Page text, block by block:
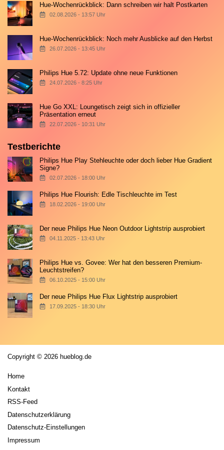
Hue-Wochenrückblick: Dann schreiben wir halt Postkarten
02.08.2026 - 13:57 Uhr
Hue-Wochenrückblick: Noch mehr Ausblicke auf den Herbst
26.07.2026 - 13:45 Uhr
Philips Hue 5.72: Update ohne neue Funktionen
24.07.2026 - 8:25 Uhr
Hue Go XXL: Loungetisch zeigt sich in offizieller
Präsentation erneut
22.07.2026 - 10:31 Uhr
Testberichte
Philips Hue Play Stehleuchte oder doch lieber Hue Gradient
Signe?
02.07.2026 - 18:00 Uhr
Philips Hue Flourish: Edle Tischleuchte im Test
18.02.2026 - 19:00 Uhr
Der neue Philips Hue Neon Outdoor Lightstrip ausprobiert
04.11.2025 - 13:43 Uhr
Philips Hue vs. Govee: Wer hat den besseren Premium-
Leuchtstreifen?
06.10.2025 - 15:00 Uhr
Der neue Philips Hue Flux Lightstrip ausprobiert
17.09.2025 - 18:30 Uhr
Copyright © 2026 hueblog.de
Home
Kontakt
RSS-Feed
Datenschutzerklärung
Datenschutz-Einstellungen
Impressum